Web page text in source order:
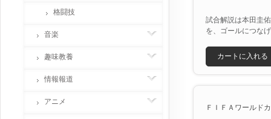
試合解説は本田圭
を、ゴールにつな
カートに入れる
ＦＩＦＡワールド
格闘技
音楽
趣味教養
情報報道
アニメ